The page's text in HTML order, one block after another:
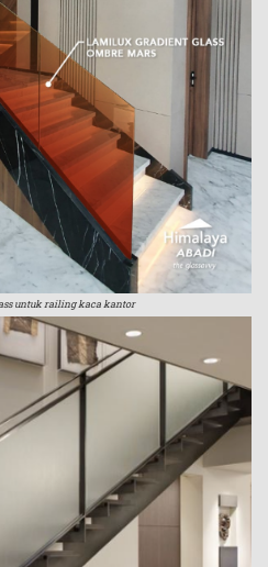
untuk railing kaca kantor